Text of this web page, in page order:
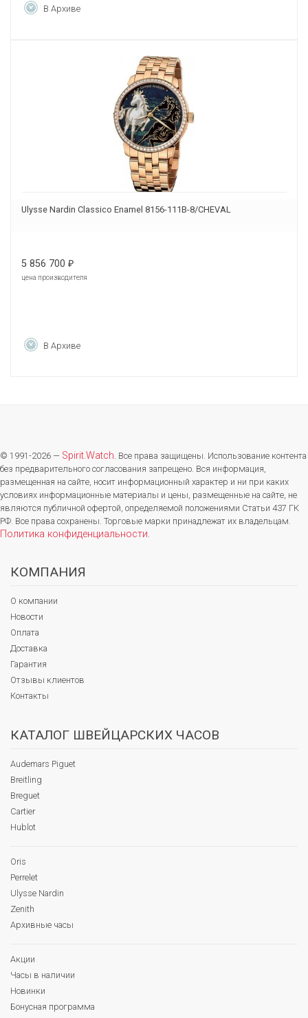
В Архиве
Ulysse Nardin Classico Enamel 8156-111B-8/CHEVAL
5 856 700 ₽
цена производителя
В Архиве
© 1991-2026 — Spirit.Watch. Все права защищены. Использование контента
без предварительного согласования запрещено. Вся информация,
размещенная на сайте, носит информационный характер и ни при каких
условиях информационные материалы и цены, размещенные на сайте, не
являются публичной офертой, определяемой положениями Статьи 437 ГК
РФ. Все права сохранены. Торговые марки принадлежат их владельцам.
Политика конфиденциальности.
КОМПАНИЯ
О компании
Новости
Оплата
Доставка
Гарантия
Отзывы клиентов
Контакты
КАТАЛОГ ШВЕЙЦАРСКИХ ЧАСОВ
Audemars Piguet
Breitling
Breguet
Cartier
Hublot
Oris
Perrelet
Ulysse Nardin
Zenith
Архивные часы
Акции
Часы в наличии
Новинки
Бонусная программа